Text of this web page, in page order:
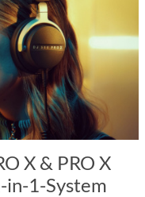
X & PRO X
1-System